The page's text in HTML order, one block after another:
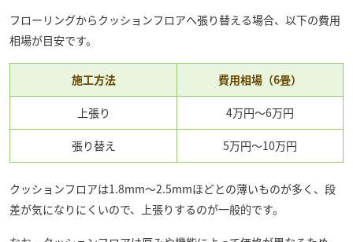
フローリングからクッションフロアへ張り替える場合、以下の費用
相場が目安です。
施工方法 費用相場（6畳）
上張り 4万円〜6万円
張り替え 5万円〜10万円
クッションフロアは1.8mm〜2.5mmほどとの薄いものが多く、段
差が気になりにくいので、上張りするのが一般的です。